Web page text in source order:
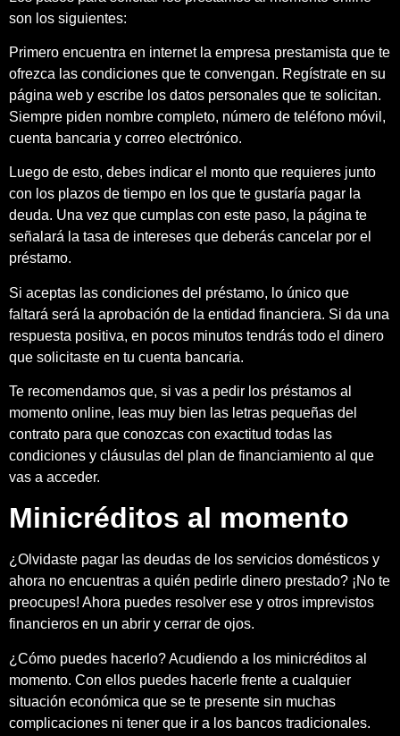
son los siguientes:
Primero encuentra en internet la empresa prestamista que te
ofrezca las condiciones que te convengan. Regístrate en su
página web y escribe los datos personales que te solicitan.
Siempre piden nombre completo, número de teléfono móvil,
cuenta bancaria y correo electrónico.
Luego de esto, debes indicar el monto que requieres junto
con los plazos de tiempo en los que te gustaría pagar la
deuda. Una vez que cumplas con este paso, la página te
señalará la tasa de intereses que deberás cancelar por el
préstamo.
Si aceptas las condiciones del préstamo, lo único que
faltará será la aprobación de la entidad financiera. Si da una
respuesta positiva, en pocos minutos tendrás todo el dinero
que solicitaste en tu cuenta bancaria.
Te recomendamos que, si vas a pedir los préstamos al
momento online, leas muy bien las letras pequeñas del
contrato para que conozcas con exactitud todas las
condiciones y cláusulas del plan de financiamiento al que
vas a acceder.
Minicréditos al momento
¿Olvidaste pagar las deudas de los servicios domésticos y
ahora no encuentras a quién pedirle dinero prestado? ¡No te
preocupes! Ahora puedes resolver ese y otros imprevistos
financieros en un abrir y cerrar de ojos.
¿Cómo puedes hacerlo? Acudiendo a los minicréditos al
momento. Con ellos puedes hacerle frente a cualquier
situación económica que se te presente sin muchas
complicaciones ni tener que ir a los bancos tradicionales.